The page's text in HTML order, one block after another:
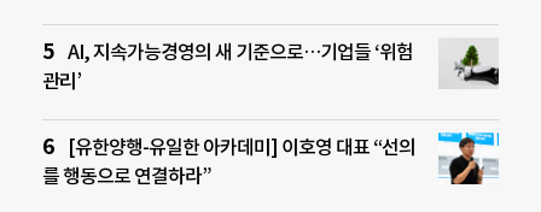
AI, 지속가능경영의 새 기준으로…기업들 ‘위험
관리’
[유한양행-유일한 아카데미] 이호영 대표 “선의
를 행동으로 연결하라”